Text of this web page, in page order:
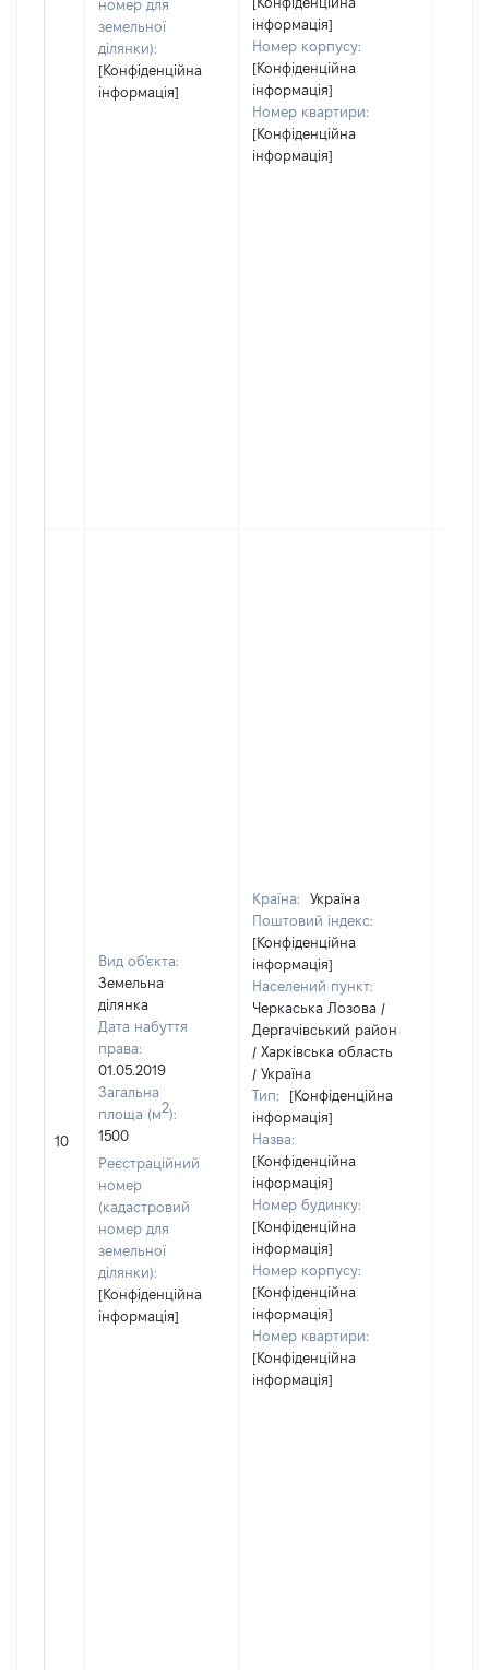
номер для
земельної
ділянки):
[Конфіденційна
інформація]
інформація]
Номер корпусу:
[Конфіденційна
інформація]
Номер квартири:
[Конфіденційна
інформація]
10
Вид об'єкта:
Земельна
ділянка
Дата набуття
права:
01.05.2019
Загальна
площа (м2):
1500
Реєстраційний
номер
(кадастровий
номер для
земельної
ділянки):
[Конфіденційна
інформація]
Країна:
Україна
Поштовий індекс:
[Конфіденційна
інформація]
Населений пункт:
Черкаська Лозова /
Дергачівський район
/ Харківська область
/ Україна
Тип:
[Конфіденційна
інформація]
Назва:
[Конфіденційна
інформація]
Номер будинку:
[Конфіденційна
інформація]
Номер корпусу:
[Конфіденційна
інформація]
Номер квартири:
[Конфіденційна
інформація]